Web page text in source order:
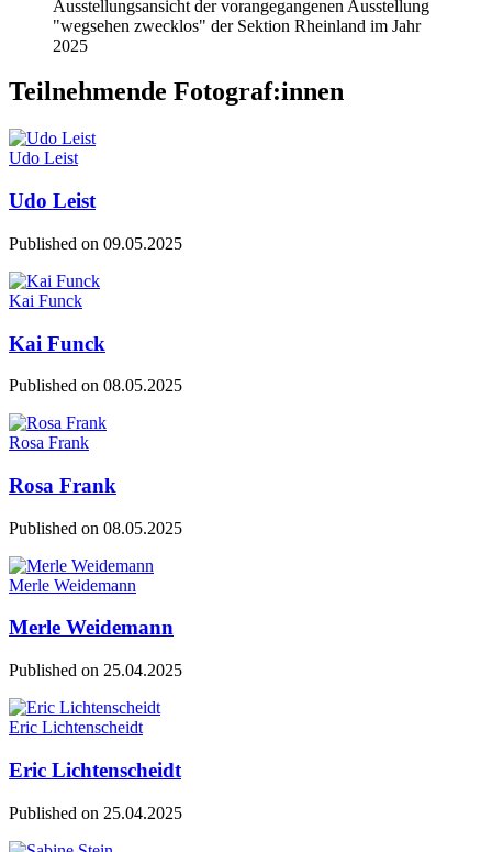
Ausstellungsansicht der vorangegangenen Ausstellung
"wegsehen zwecklos" der Sektion Rheinland im Jahr
2025
Teilnehmende Fotograf:innen
Udo Leist
Udo Leist
Published on 09.05.2025
Kai Funck
Kai Funck
Published on 08.05.2025
Rosa Frank
Rosa Frank
Published on 08.05.2025
Merle Weidemann
Merle Weidemann
Published on 25.04.2025
Eric Lichtenscheidt
Eric Lichtenscheidt
Published on 25.04.2025